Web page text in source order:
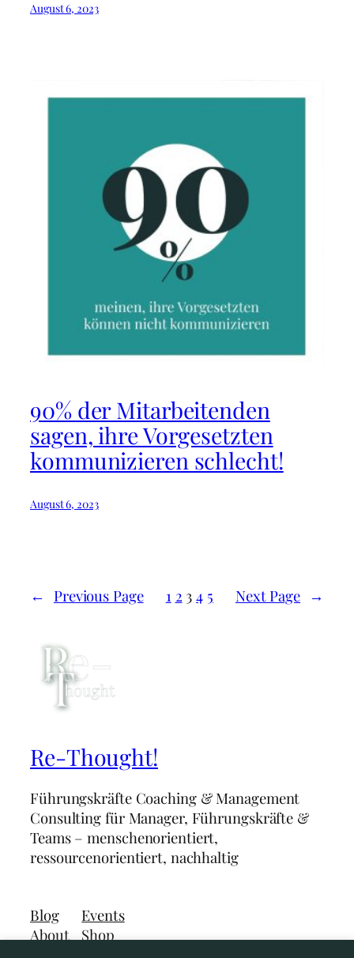
August 6, 2023
90% der Mitarbeitenden
sagen, ihre Vorgesetzten
kommunizieren schlecht!
August 6, 2023
← Previous Page 1 2 3 4 5 Next Page →
Re-Thought!
Führungskräfte Coaching & Management
Consulting für Manager, Führungskräfte &
Teams – menschenorientiert,
ressourcenorientiert, nachhaltig
Blog
About
Events
Shop